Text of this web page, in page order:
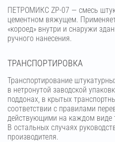
ПЕТРОМИКС ZP-07 — смесь
цементном вяжущем.
«короед» внутри и снаружи
ручного нанесения.
ТРАНСПОРТИРОВКА
Транспортирование
в нетронутой заводской
поддонах, в крытых
соответствии с правилами
действующими на каждом виде
В остальных случаях
производителя.